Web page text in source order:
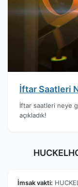
İftar Saatleri
İftar saatleri neye
açıkladık!
İmsak vakti: